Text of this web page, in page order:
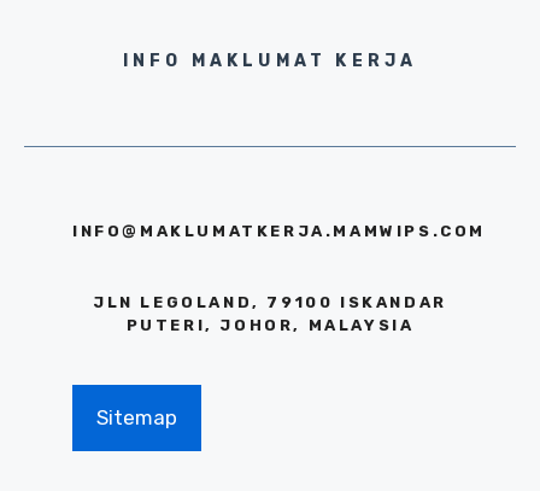
INFO MAKLUMAT KERJA
INFO@MAKLUMATKERJA.MAMWIPS.COM
JLN LEGOLAND, 79100 ISKANDAR
PUTERI, JOHOR, MALAYSIA
Sitemap